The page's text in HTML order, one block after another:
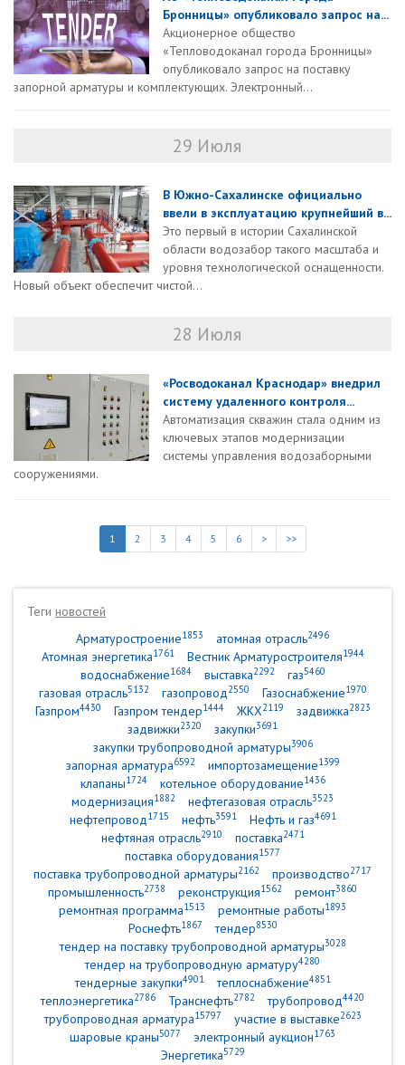
Бронницы» опубликовало запрос на...
Акционерное общество
«Тепловодоканал города Бронницы»
опубликовало запрос на поставку
запорной арматуры и комплектующих. Электронный...
29 Июля
В Южно-Сахалинске официально
ввели в эксплуатацию крупнейший в...
Это первый в истории Сахалинской
области водозабор такого масштаба и
уровня технологической оснащенности.
Новый объект обеспечит чистой...
28 Июля
«Росводоканал Краснодар» внедрил
систему удаленного контроля...
Автоматизация скважин стала одним из
ключевых этапов модернизации
системы управления водозаборными
сооружениями.
1 2 3 4 5 6 > >>
Теги новостей
Арматуростроение1853 атомная отрасль2496
Атомная энергетика1761 Вестник Арматуростроителя1944
водоснабжение1684 выставка2292 газ5460
газовая отрасль5132 газопровод2550 Газоснабжение1970
Газпром4430 Газпром тендер1444 ЖКХ2119 задвижка2823
задвижки2320 закупки3691
закупки трубопроводной арматуры3906
запорная арматура6592 импортозамещение1399
клапаны1724 котельное оборудование1436
модернизация1882 нефтегазовая отрасль3523
нефтепровод1715 нефть3591 Нефть и газ4691
нефтяная отрасль2910 поставка2471
поставка оборудования1577
поставка трубопроводной арматуры2162 производство2717
промышленность2738 реконструкция1562 ремонт3860
ремонтная программа1513 ремонтные работы1893
Роснефть1867 тендер8530
тендер на поставку трубопроводной арматуры3028
тендер на трубопроводную арматуру4280
тендерные закупки4901 теплоснабжение4851
теплоэнергетика2786 Транснефть2782 трубопровод4420
трубопроводная арматура15797 участие в выставке2623
шаровые краны5077 электронный аукцион1763
Энергетика5729